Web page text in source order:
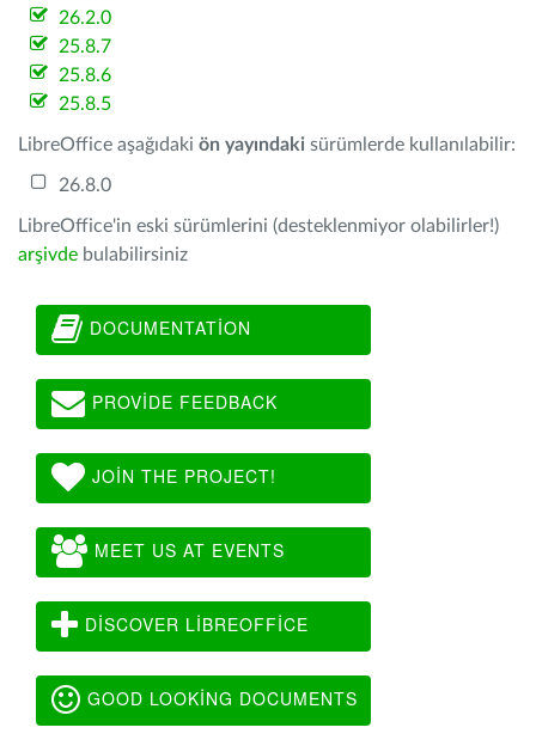
26.2.0
25.8.7
25.8.6
25.8.5
LibreOffice aşağıdaki ön yayındaki sürümlerde kullanılabilir:
26.8.0
LibreOffice'in eski sürümlerini (desteklenmiyor olabilirler!)
arşivde bulabilirsiniz
DOCUMENTATION
PROVIDE FEEDBACK
JOIN THE PROJECT!
MEET US AT EVENTS
DISCOVER LIBREOFFICE
GOOD LOOKING DOCUMENTS